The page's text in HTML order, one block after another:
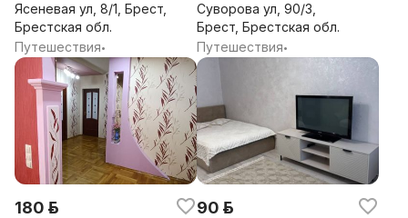
Ясеневая ул, 8/1, Брест,
Брестская обл.
Путешествия•
Суворова ул, 90/3,
Брест, Брестская обл.
Путешествия•
180 р. 90 р.